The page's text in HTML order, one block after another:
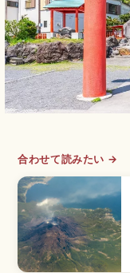
合わせて読みたい →